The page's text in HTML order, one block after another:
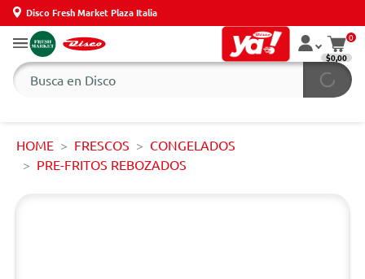
Disco Fresh Market Plaza Italia
0
$0,00
HOME FRESCOS
CONGELADOS
PRE-FRITOS REBOZADOS